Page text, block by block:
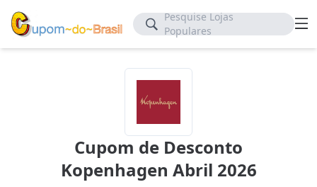
Pesquise Lojas
Populares
Cupom de Desconto
Kopenhagen Abril 2026